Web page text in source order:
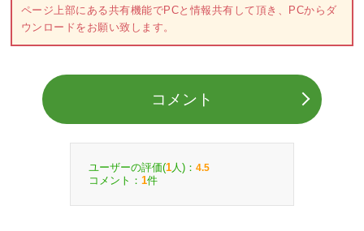
ページ上部にある共有機能でPCと情報共有して頂き、PCからダ
ウンロードをお願い致します。
コメント
ユーザーの評価(1 人)： 4.5
コメント： 1件